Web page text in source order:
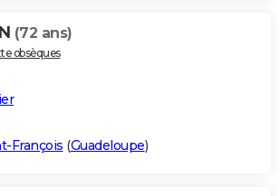
(72 ans)
obsèques
François (Guadeloupe)